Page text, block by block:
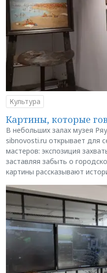
Культура
Картины, которые
В небольших залах музея
sibnovosti.ru открывает для
мастеров: экспозиция
заставляя забыть о
картины рассказывают